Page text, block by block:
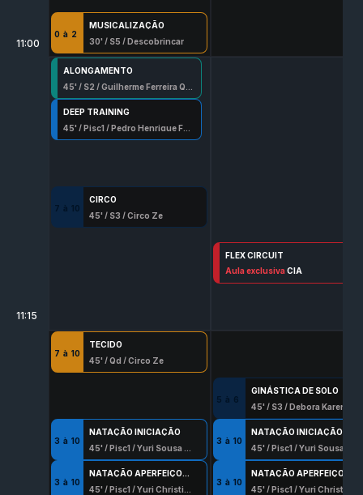
11:00
11:15
MUSICALIZAÇÃO
0 à 2
30' / S5 /Descobrincar
ALONGAMENTO
45' / S2 /Guilherme Ferreira Quermes
DEEP TRAINING
45' /Pisc1 /Pedro Henrique Ferreira
CIRCO
7 à 10
45' / S3 /Circo Ze
TECIDO
7 à 10
45' /Qd /Circo Ze
NATAÇÃO INICIAÇÃO
3 à 10
45' /Pisc1 /Yuri Sousa Rocha
NATAÇÃO APERFEIÇOAMENTO
3 à 10
45' /Pisc1 /Yuri Christian Rodrigues
FLEX CIRCUIT
45' /S2/Pedro Henrique Ferreira
Aula exclusivaCIA
GINÁSTICA DE SOLO
5 à 6
45' / S3 /Debora Karen Silva
NATAÇÃO INICIAÇÃO
3 à 10
45' /Pisc1 /Yuri Sousa Rocha
3 à 10
45' /Pisc1 /Yuri Christian Rodrigues